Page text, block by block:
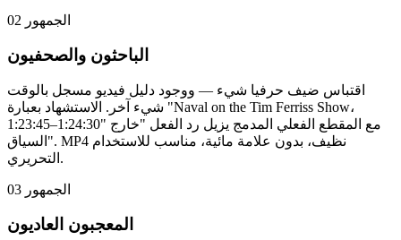
الجمهور 02
الباحثون والصحفيون
اقتباس ضيف حرفيا شيء — ووجود دليل فيديو مسجل بالوقت
شيء آخر. الاستشهاد بعبارة "Naval on the Tim Ferriss Show،
1:23:45–1:24:30" مع المقطع الفعلي المدمج يزيل رد الفعل "خارج
السياق". MP4 نظيف، بدون علامة مائية، مناسب للاستخدام
التحريري.
الجمهور 03
المعجبون العاديون